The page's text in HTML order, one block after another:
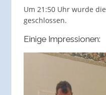
Um 21:50 Uhr wurde
geschlossen.
Einige Impressionen: